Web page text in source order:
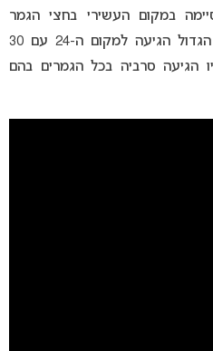
במקום העשירי בחצי הגמר
הראשון עם 37 נקודות, ובגמר הגדול הגיעה למקום ה-24 עם 30
הגיעה סרביה בכל הגמרים בהם